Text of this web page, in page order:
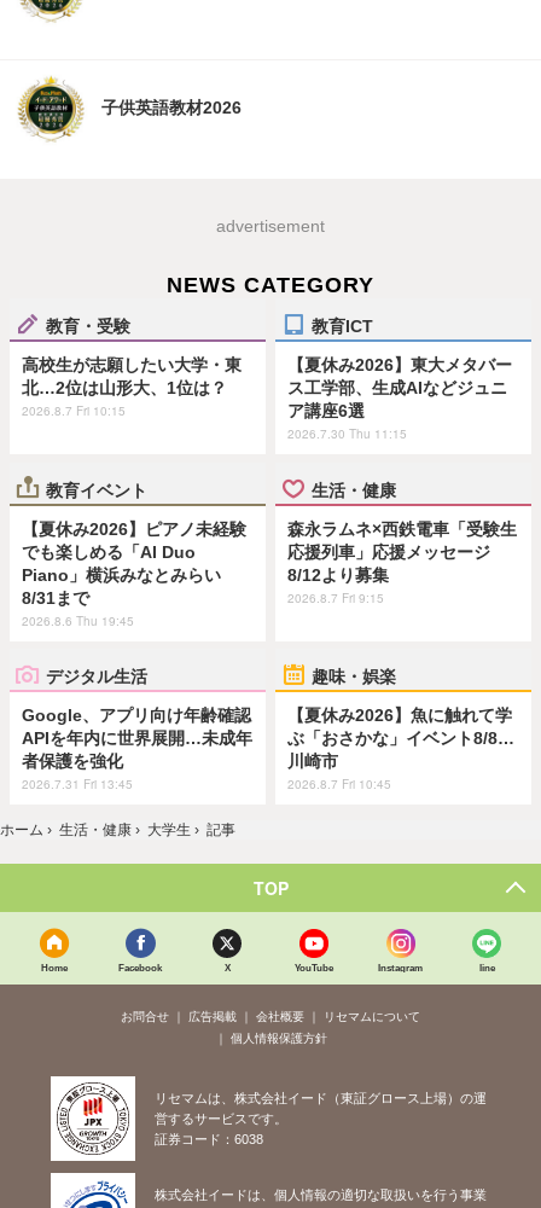
子供英語教材2026
advertisement
NEWS CATEGORY
教育・受験
高校生が志願したい大学・東
北…2位は山形大、1位は？
2026.8.7 Fri 10:15
教育ICT
【夏休み2026】東大メタバー
ス工学部、生成AIなどジュニ
ア講座6選
2026.7.30 Thu 11:15
教育イベント
【夏休み2026】ピアノ未経験
でも楽しめる「AI Duo
Piano」横浜みなとみらい
8/31まで
2026.8.6 Thu 19:45
生活・健康
森永ラムネ×西鉄電車「受験生
応援列車」応援メッセージ
8/12より募集
2026.8.7 Fri 9:15
デジタル生活
Google、アプリ向け年齢確認
APIを年内に世界展開…未成年
者保護を強化
2026.7.31 Fri 13:45
趣味・娯楽
【夏休み2026】魚に触れて学
ぶ「おさかな」イベント8/8…
川崎市
2026.8.7 Fri 10:45
ホーム › 生活・健康 › 大学生 › 記事
TOP
Home Facebook X YouTube Instagram line
お問合せ 広告掲載 会社概要
リセマムについて
個人情報保護方針
リセマムは、株式会社イード（東証グロース上場）の運
営するサービスです。
証券コード：6038
株式会社イードは、個人情報の適切な取扱いを行う事業